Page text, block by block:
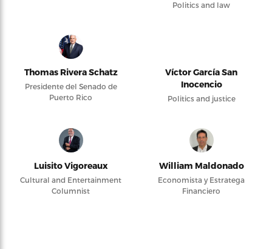
Politics and law
Thomas Rivera Schatz
Presidente del Senado de
Puerto Rico
Víctor García San
Inocencio
Politics and justice
Luisito Vigoreaux
Cultural and Entertainment
Columnist
William Maldonado
Economista y Estratega
Financiero